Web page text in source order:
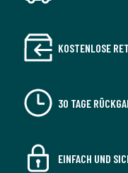
KOSTENLOSE
30 TAGE
EINFACH UND